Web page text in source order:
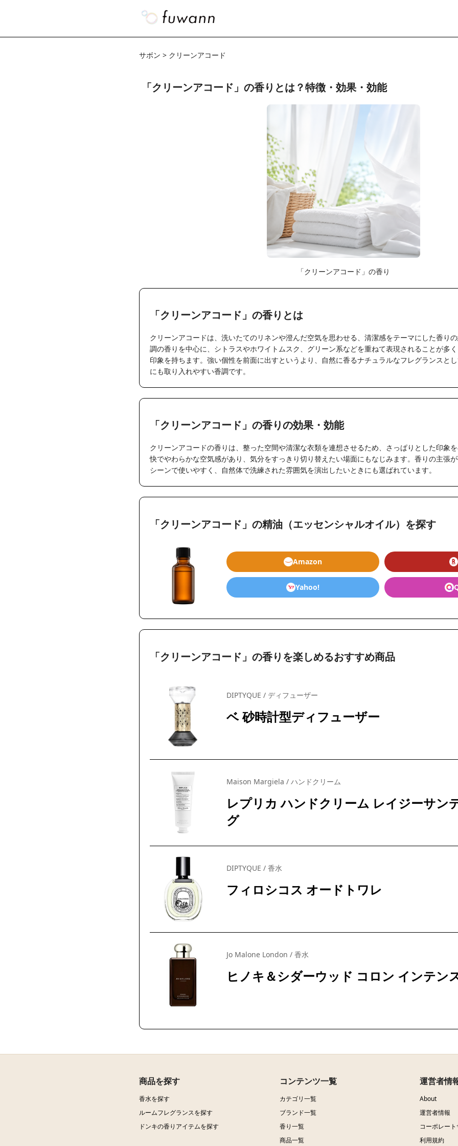
サボン > クリーンアコード
「クリーンアコード」の香りとは？特徴・効果・効能
「クリーンアコード」の香り
「クリーンアコード」の香りとは
クリーンアコードは、洗いたてのリネンや澄んだ空気を思わせる、清潔感をテーマにした香り
調の香りを中心に、シトラスやホワイトムスク、グリーン系などを重ねて表現されることが多
印象を持ちます。強い個性を前面に出すというより、自然に香るナチュラルなフレグランスと
にも取り入れやすい香調です。
「クリーンアコード」の香りの効果・効能
クリーンアコードの香りは、整った空間や清潔な衣類を連想させるため、さっぱりとした印象
快でやわらかな空気感があり、気分をすっきり切り替えたい場面にもなじみます。香りの主張
シーンで使いやすく、自然体で洗練された雰囲気を演出したいときにも選ばれています。
「クリーンアコード」の精油（エッセンシャルオイル）を探す
Amazon
Yahoo!
「クリーンアコード」の香りを楽しめるおすすめ商品
DIPTYQUE / ディフューザー
ベ 砂時計型ディフューザー
Maison Margiela / ハンドクリーム
レプリカ ハンドクリーム レイジーサン
グ
DIPTYQUE / 香水
フィロシコス オードトワレ
Jo Malone London / 香水
ヒノキ＆シダーウッド コロン インテン
商品を探す
香水を探す
ルームフレグランスを探す
ドンキの香りアイテムを探す
コンテンツ一覧
カテゴリ一覧
ブランド一覧
香り一覧
商品一覧
運営者情
About
運営者情報
コーポレート
利用規約